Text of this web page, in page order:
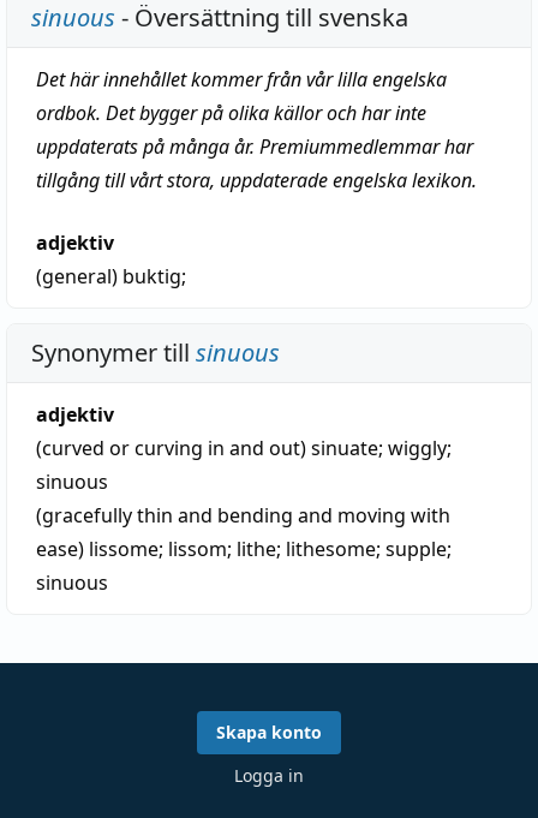
sinuous - Översättning till svenska
Det här innehållet kommer från vår lilla engelska
ordbok. Det bygger på olika källor och har inte
uppdaterats på många år. Premiummedlemmar har
tillgång till vårt stora, uppdaterade engelska lexikon.
adjektiv
(general) buktig;
Synonymer till sinuous
adjektiv
(curved or curving in and out)sinuate; wiggly;
sinuous
(gracefully thin and bending and moving with
ease) lissome; lissom; lithe; lithesome; supple;
sinuous
Skapa konto
Logga in